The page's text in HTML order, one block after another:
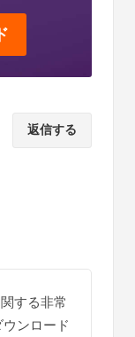
返信する
する非常
ンロード